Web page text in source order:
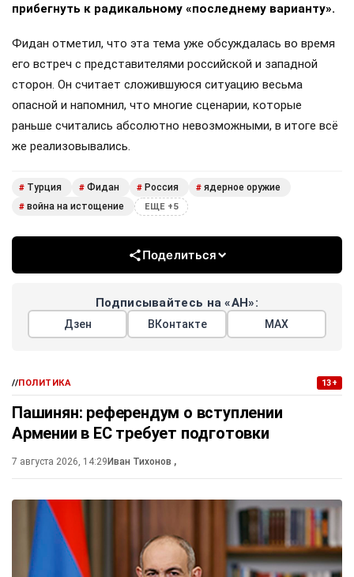
прибегнуть к радикальному «последнему варианту».
Фидан отметил, что эта тема уже обсуждалась во время
его встреч с представителями российской и западной
сторон. Он считает сложившуюся ситуацию весьма
опасной и напомнил, что многие сценарии, которые
раньше считались абсолютно невозможными, в итоге всё
же реализовывались.
# Турция # Фидан # Россия # ядерное оружие
# война на истощение ЕЩЕ +5
Поделиться
Подписывайтесь на «АН»:
Дзен ВКонтакте МАХ
//ПОЛИТИКА 13+
Пашинян: референдум о вступлении
Армении в ЕС требует подготовки
7 августа 2026, 14:29 Иван Тихонов ,